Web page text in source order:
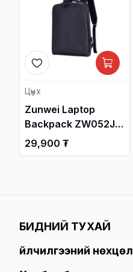
Цүнх
Zunwei Laptop
Backpack ZW052J,
Black / Зөөврийн
Компьютерийн
29,900 ₮
БИДНИЙ ТУХАЙ
Үйлчилгээний нөхцөл